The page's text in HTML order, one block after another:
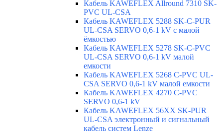
Кабель KAWEFLEX Allround 7310 SK-
PVC UL-CSA
Кабель KAWEFLEX 5288 SK-C-PUR
UL-CSA SERVO 0,6-1 kV с малой
ёмкостью
Кабель KAWEFLEX 5278 SK-C-PVC
UL-CSA SERVO 0,6-1 kV малой
емкости
Кабель KAWEFLEX 5268 C-PVC UL-
CSA SERVO 0,6-1 kV малой емкости
Кабель KAWEFLEX 4270 C-PVC
SERVO 0,6-1 kV
Кабель KAWEFLEX 56XX SK-PUR
UL-CSA электронный и сигнальный
кабель систем Lenze